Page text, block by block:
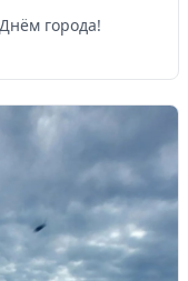
города!